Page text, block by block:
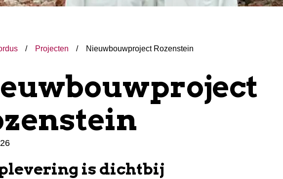
Projecten Nieuwbouwproject Rozenstein
is dichtbij